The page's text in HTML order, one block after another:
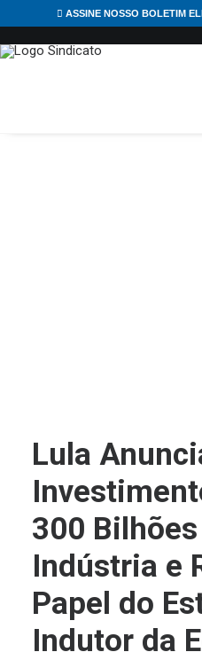
ASSINE NOSSO BOLETIM
Lula
300
Indústria e
Papel do
Indutor da